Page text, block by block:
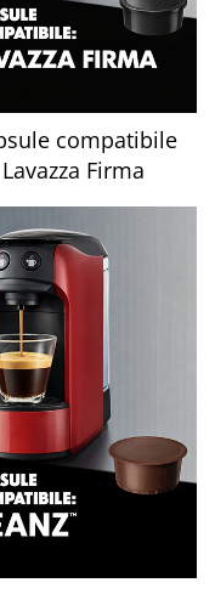
compatibile
Lavazza Firma